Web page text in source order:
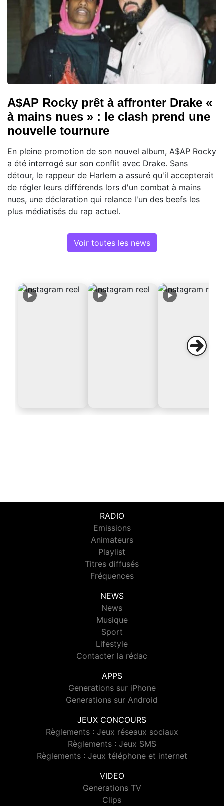
A$AP Rocky prêt à affronter Drake «
à mains nues » : le clash prend une
nouvelle tournure
En pleine promotion de son nouvel album, A$AP Rocky
a été interrogé sur son conflit avec Drake. Sans
détour, le rappeur de Harlem a assuré qu'il accepterait
de régler leurs différends lors d'un combat à mains
nues, une déclaration qui relance l'un des beefs les
plus médiatisés du rap actuel.
Voir toutes les news
RADIO
Emissions
Animateurs
Playlist
Titres diffusés
Fréquences
NEWS
News
Musique
Sport
Lifestyle
Contacter la rédac
APPS
Generations sur iPhone
Generations sur Android
JEUX CONCOURS
Règlements : Jeux réseaux sociaux
Règlements : Jeux SMS
Règlements : Jeux téléphone et internet
VIDEO
Generations TV
Clips